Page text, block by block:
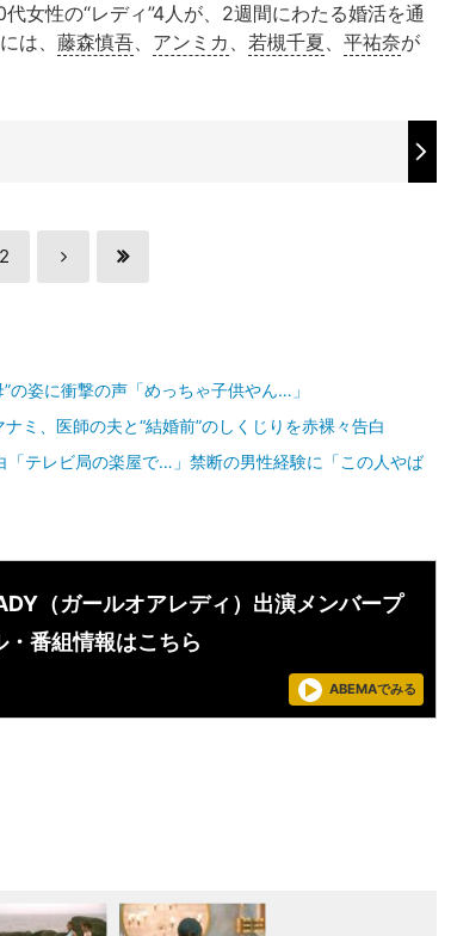
女性の“レディ”4人が、2週間にわたる婚活を通
は、 藤森慎吾、 アンミカ 、 若槻千夏、 平祐奈が
2
の姿に衝撃の声「めっちゃ子供やん…」
ミ、医師の夫と“結婚前”のしくじりを赤裸々告白
テレビ局の楽屋で…」禁断の男性経験に「この人やば
（ガールオアレディ）出演メンバープ
・番組情報はこちら
ABEMAでみる